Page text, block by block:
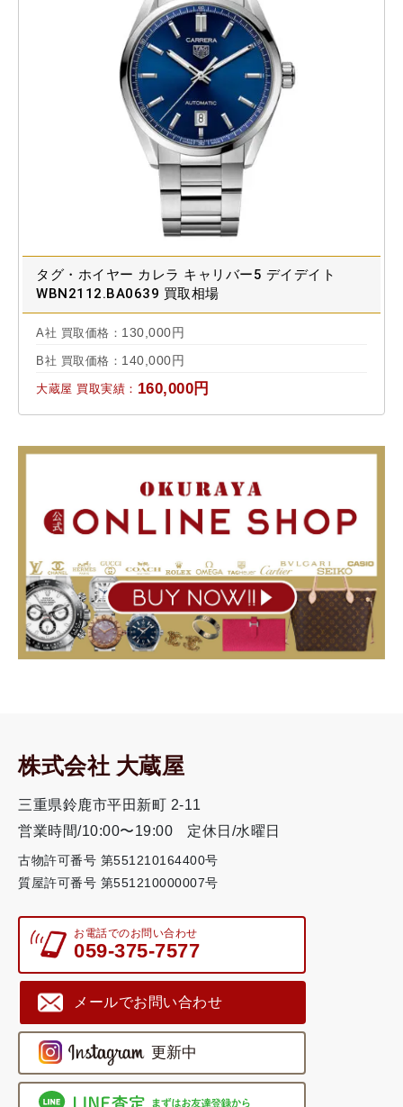
タグ・ホイヤー カレラ キャリバー5 デイデイト
WBN2112.BA0639 買取相場
A社 買取価格： 130,000円
B社 買取価格： 140,000円
大蔵屋 買取実績： 160,000円
株式会社 大蔵屋
三重県鈴鹿市平田新町 2-11
営業時間/10:00〜19:00
定休日/水曜日
古物許可番号 第551210164400号
質屋許可番号 第551210000007号
お電話でのお問い合わせ
059-375-7577
メールでお問い合わせ